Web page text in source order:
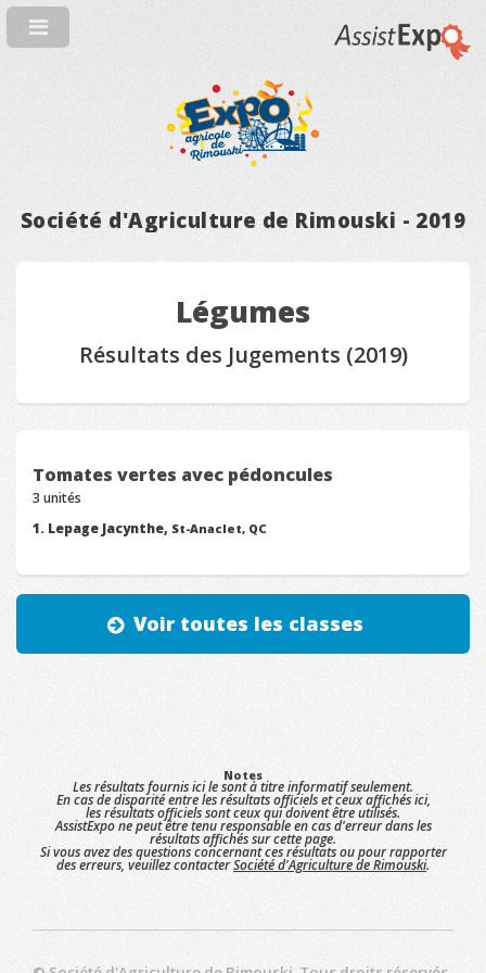
Société d'Agriculture de Rimouski - 2019
Légumes
Résultats des Jugements (2019)
Tomates vertes avec pédoncules
3 unités
Lepage Jacynthe, St-Anaclet, QC
Voir toutes les classes
Notes
Les résultats fournis ici le sont à titre informatif seulement.
En cas de disparité entre les résultats officiels et ceux affichés ici,
les résultats officiels sont ceux qui doivent être utilisés.
AssistExpo ne peut être tenu responsable en cas d'erreur dans les
résultats affichés sur cette page.
Si vous avez des questions concernant ces résultats ou pour rapporter
des erreurs, veuillez contacterSociété d'Agriculture de Rimouski.